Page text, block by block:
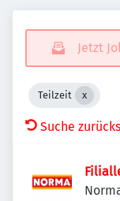
Jetzt
Teilzeit
Suche